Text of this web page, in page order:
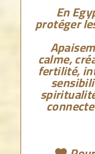
En
protéger
calme,
fertilité,